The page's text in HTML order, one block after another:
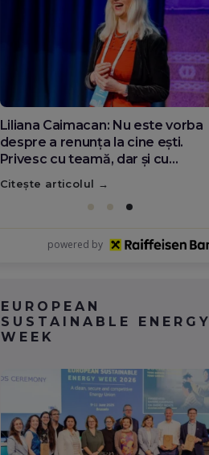
Diana Olar, românca de la Google
care demonstrează că diaspora
poate schimba România
Citește articolul
powered by
EUROPEAN
SUSTAINABLE ENERGY
WEEK